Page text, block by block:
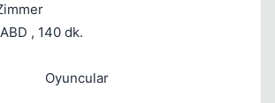
, 140 dk.
Oyuncular